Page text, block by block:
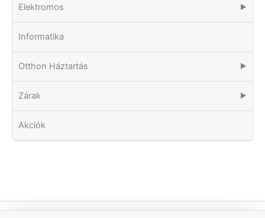
Elektromos ▶
Informatika
Otthon Háztartás ▶
Zárak ▶
Akciók